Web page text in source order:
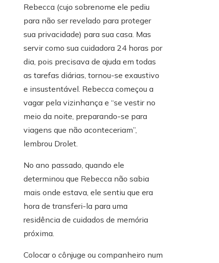
Rebecca (cujo sobrenome ele pediu
para não ser revelado para proteger
sua privacidade) para sua casa. Mas
servir como sua cuidadora 24 horas por
dia, pois precisava de ajuda em todas
as tarefas diárias, tornou-se exaustivo
e insustentável. Rebecca começou a
vagar pela vizinhança e “se vestir no
meio da noite, preparando-se para
viagens que não aconteceriam”,
lembrou Drolet.
No ano passado, quando ele
determinou que Rebecca não sabia
mais onde estava, ele sentiu que era
hora de transferi-la para uma
residência de cuidados de memória
próxima.
Colocar o cônjuge ou companheiro num